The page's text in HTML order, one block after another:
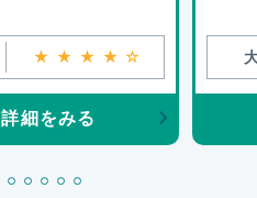
★★★★☆
細をみる